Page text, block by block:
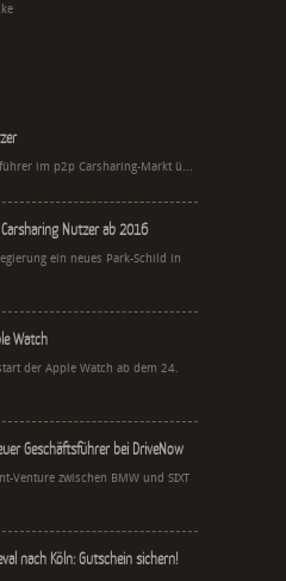
im p2p Carsharing-Markt ü...
Nutzer ab 2016
ein neues Park-Schild in
Watch
der Apple Watch ab dem 24.
Geschäftsführer bei DriveNow
Venture zwischen BMW und SIXT
nach Köln: Gutschein sichern!